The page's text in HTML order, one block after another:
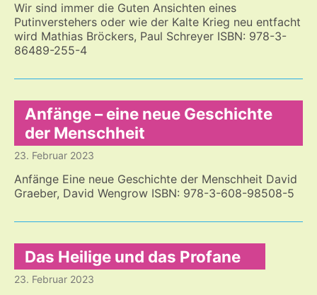
Wir sind immer die Guten Ansichten eines
Putinverstehers oder wie der Kalte Krieg neu entfacht
wird Mathias Bröckers, Paul Schreyer ISBN: 978-3-
86489-255-4
Anfänge – eine neue Geschichte
der Menschheit
23. Februar 2023
Anfänge Eine neue Geschichte der Menschheit David
Graeber, David Wengrow ISBN: 978-3-608-98508-5
Das Heilige und das Profane
23. Februar 2023